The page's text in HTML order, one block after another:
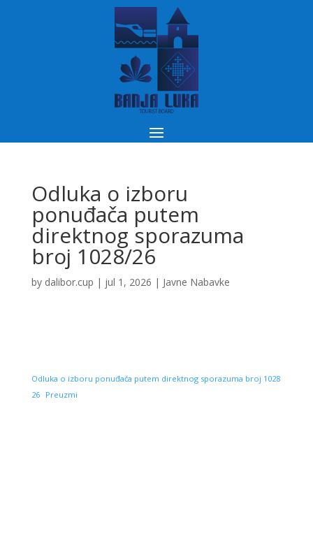
Odluka o izboru
ponuđača putem
direktnog sporazuma
broj 1028/26
by dalibor.cup | jul 1, 2026 | Javne Nabavke
Odluka o izboru ponuđača putem direktnog sporazuma broj 1028
26
Preuzmi